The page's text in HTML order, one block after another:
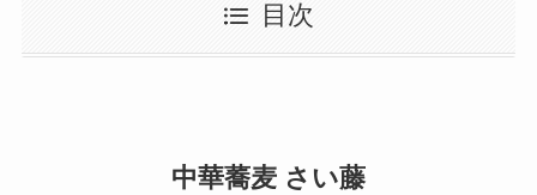
目次
中華蕎麦 さい藤